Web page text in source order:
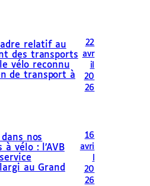
relatif au
des transports
vélo reconnu
de transport à
22
avr
il
20
26
nos
à vélo : l’AVB
au Grand
16
avri
20
26